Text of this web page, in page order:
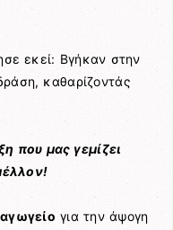
εκεί: Βγήκαν στην
καθαρίζοντάς
που μας γεμίζει
για την άψογη